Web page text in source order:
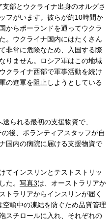
部とウクライナ出身のオルグさ
フがいます。彼らが約10時間か
からポーランドを通ってウクラ
。ウクライナ国内にはたくさん
非常に危険なため、入国する際
りません。ロシア軍はこの地域
クライナ西部で軍事活動を続け
の進軍を阻止しようとしている
られる最初の支援物資で、
後、ボランティアスタッフが自
国内の病院に届ける支援物資で
てインスリンとテストストリッ
た。 写真3は、オーストラリアか
トラリアからインスリンが届く
輸中の凍結を防ぐため品質管理
スチロールに入れ、それぞれの